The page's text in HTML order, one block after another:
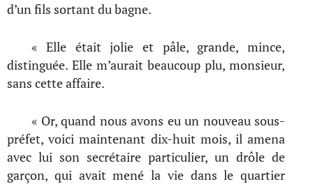
d’un fils sortant du bagne.
« Elle était jolie et pâle, grande, mince,
distinguée. Elle m’aurait beaucoup plu, monsieur,
sans cette affaire.
« Or, quand nous avons eu un nouveau sous-
préfet, voici maintenant dix-huit mois, il amena
avec lui son secrétaire particulier, un drôle de
garçon, qui avait mené la vie dans le quartier